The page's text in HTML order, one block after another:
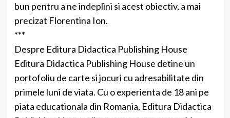
bun pentru a ne indeplini si acest obiectiv, a mai
precizat Florentina Ion.
***
Despre Editura Didactica Publishing House
Editura Didactica Publishing House detine un
portofoliu de carte si jocuri cu adresabilitate din
primele luni de viata. Cu o experienta de 18 ani pe
piata educationala din Romania, Editura Didactica